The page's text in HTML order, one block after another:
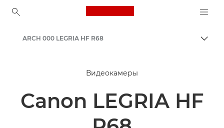
Canon Logo, back to
ARCH 000 LEGRIA HF R68
Видеокамеры
Canon LEGRIA HF